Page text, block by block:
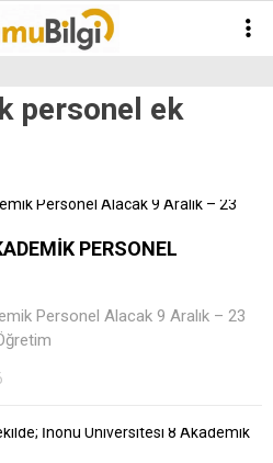
personel ek
PERSONEL
Personel Alacak 9 Aralık – 23